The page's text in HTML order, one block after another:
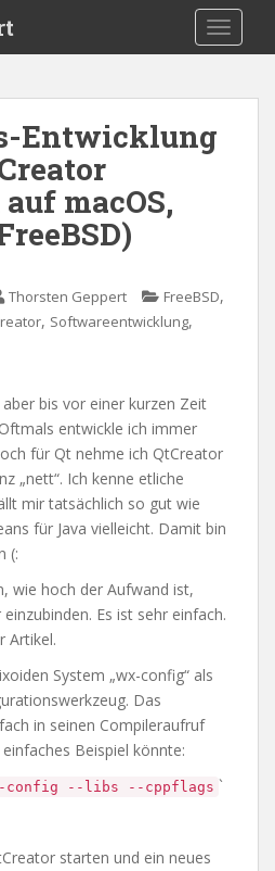
Entwicklung
macOS,
Thorsten Geppert FreeBSD,
, Softwareentwicklung,
bis vor einer kurzen Zeit
entwickle ich immer
für Qt nehme ich QtCreator
„nett“. Ich kenne etliche
mir tatsächlich so gut wie
für Java vielleicht. Damit bin
(:
wie hoch der Aufwand ist,
Es ist sehr einfach.
Artikel.
System „wx-config“ als
Das
in seinen Compileraufruf
Beispiel könnte:
config --libs --cppflags `
starten und ein neues